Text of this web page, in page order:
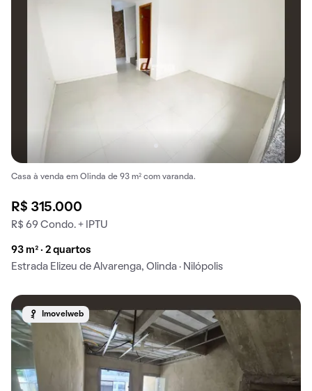
Casa à venda em Olinda de 93 m² com varanda.
R$ 315.000
R$ 69 Condo. + IPTU
93 m² · 2 quartos
Estrada Elizeu de Alvarenga, Olinda · Nilópolis
Imovelweb